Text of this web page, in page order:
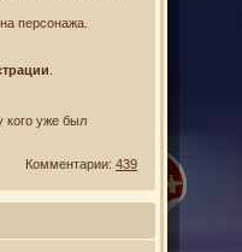
персонажа.
кого уже был
Комментарии: 439